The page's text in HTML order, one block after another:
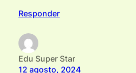
Responder
Edu Super Star
12 agosto, 2024